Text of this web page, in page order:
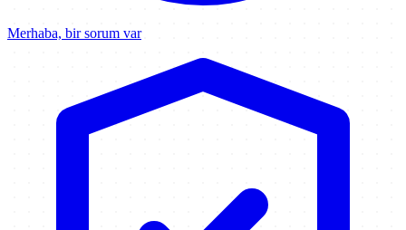
Merhaba, bir sorum var